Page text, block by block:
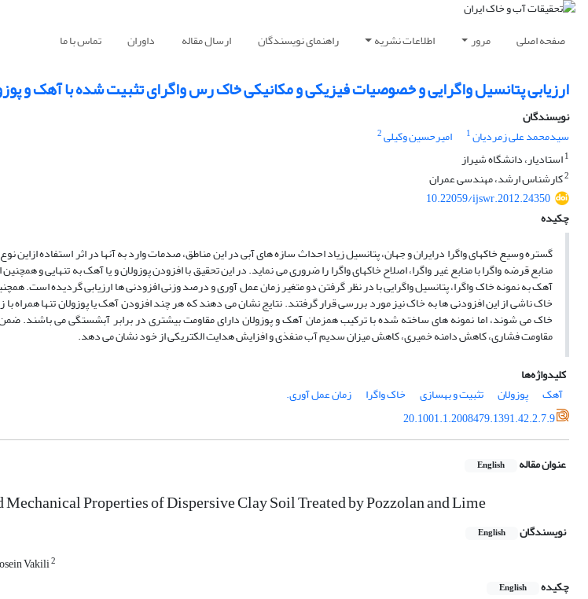
صفحه اصلی مرور اطلاعات نشریه راهنمای نویسندگان ارسال مقاله داوران تماس با ما
ارزیابی پتانسیل واگرایی و خصوصیات فیزیکی و مکانیکی خاک رس واگرای تثبیت شده با آهک و
نویسندگان
سیدمحمد علی زمردیان1 امیرحسین وکیلی2
1استادیار، دانشگاه شیراز
2کارشناس ارشد، مهندسی عمران
10.22059/ijswr.2012.24350
چکیده
گستره وسیع خاکهای واگرا درایران و جهان، پتانسیل زیاد احداث سازه های آبی در این مناطق، صدمات وارد به آنها در اثر استفاده ازاین
منابع قرضه واگرا با منابع غیر واگرا، اصلاح خاکهای واگرا را ضروری می نماید. در این تحقیق با افزودن پوزولان و یا آهک به تنهایی و
آهک به نمونه خاک واگرا، پتانسیل واگرایی با در نظر گرفتن دو متغیر زمان عمل آوری و درصد وزنی افزودنی ها ارزیابی گردیده است.
خاک ناشی از این افزودنی ها به خاک نیز مورد بررسی قرار گرفتند. نتایج نشان می دهند که هر چند افزودن آهک یا پوزولان تنها همراه
خاک می شوند، اما نمونه های ساخته شده با ترکیب همزمان آهک و پوزولان دارای مقاومت بیشتری در برابر آبشستگی می باشند.
مقاومت فشاری، کاهش دامنه خمیری، کاهش میزان سدیم آب منفذی و افزایش هدایت الکتریکی از خود نشان می دهد.
کلیدواژه‌ها
آهک
پوزولان تثبیت و بهسازی خاک واگرا
زمان عمل آوری.
20.1001.1.2008479.1391.42.2.7.9
عنوان مقاله English
Properties of Dispersive Clay Soil Treated by Pozzolan and Lime
نویسندگان English
Vakili2
چکیده English